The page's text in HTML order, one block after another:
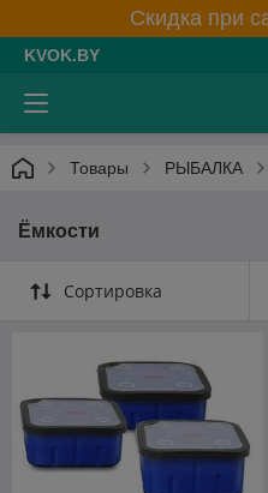
Скидка при
KVOK.BY
Товары РЫБАЛКА
Ёмкости
Сортировка